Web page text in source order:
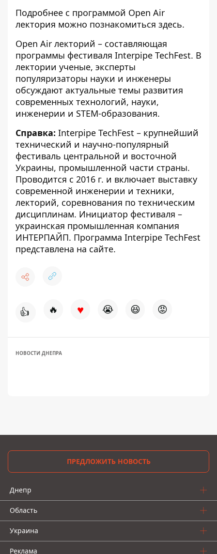
Подробнее с программой Open Air
лектория можно познакомиться здесь.
Open Air лекторий – составляющая
программы фестиваля Interpipe TechFest. В
лектории ученые, эксперты
популяризаторы науки и инженеры
обсуждают актуальные темы развития
современных технологий, науки,
инженерии и STEM-образования.
Справка: Interpipe TechFest – крупнейший
технический и научно-популярный
фестиваль центральной и восточной
Украины, промышленной части страны.
Проводится с 2016 г. и включает выставку
современной инженерии и техники,
лекторий, соревнования по техническим
дисциплинам. Инициатор фестиваля –
украинская промышленная компания
ИНТЕРПАЙП. Программа Interpipe TechFest
представлена на сайте.
👍 🔥 ♥ 😭 😆 😡
НОВОСТИ ДНЕПРА
ПРЕДЛОЖИТЬ НОВОСТЬ
Днепр
Область
Украина
Реклама